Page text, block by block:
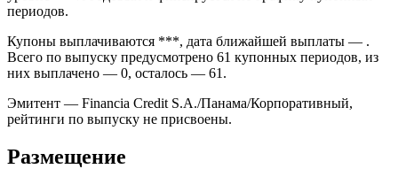
периодов.
Купоны выплачиваются ***, дата ближайшей выплаты — .
Всего по выпуску предусмотрено 61 купонных периодов, из
них выплачено — 0, осталось — 61.
Эмитент — Financia Credit S.A./Панама/Корпоративный,
рейтинги по выпуску не присвоены.
Размещение